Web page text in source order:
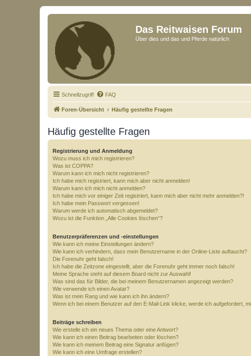
Das Reitwaisen Forum
Über dies und das und Pferde natürlich
Schnellzugriff FAQ
Foren-Übersicht Häufig gestellte Fragen
Häufig gestellte Fragen
Registrierung und Anmeldung
Wozu muss ich mich registrieren?
Was ist COPPA?
Warum kann ich mich nicht registrieren?
Ich habe mich registriert, kann mich aber nicht anmelden!
Warum kann ich mich nicht anmelden?
Ich habe mich vor einiger Zeit registriert, kann mich aber nicht mehr anmelden?!
Ich habe mein Passwort vergessen!
Warum werde ich automatisch abgemeldet?
Wozu ist die Funktion „Alle Cookies löschen“?
Benutzerpräferenzen und -einstellungen
Wie kann ich meine Einstellungen ändern?
Wie kann ich verhindern, dass mein Benutzername in der Online-Liste auftaucht?
Die Forenuhr geht falsch!
Ich habe die Zeitzone eingestellt, aber die Forenuhr geht immer noch falsch!
Meine Sprache steht auf diesem Board nicht zur Auswahl!
Was sind das für Bilder, die bei meinem Benutzernamen angezeigt werden?
Wie verwende ich einen Avatar?
Was ist mein Rang und wie kann ich ihn ändern?
Wenn ich bei einem Benutzer auf den E-Mail-Link klicke, werde ich aufgefordert,
Beiträge schreiben
Wie erstelle ich ein neues Thema oder eine Antwort?
Wie kann ich einen Beitrag bearbeiten oder löschen?
Wie kann ich meinem Beitrag eine Signatur anfügen?
Wie kann ich eine Umfrage erstellen?